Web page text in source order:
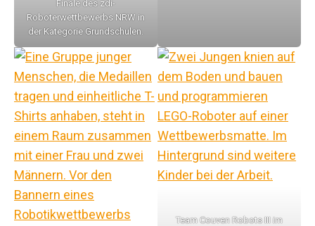
Finale des zdi-
Roboterwettbewerbs NRW in
der Kategorie Grundschulen.
Team Couven Robots III im